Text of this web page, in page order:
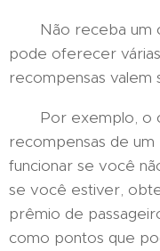
Não receba um
pode oferecer
recompensas valem
Por exemplo, o
recompensas de
funcionar se você
se você estiver,
prêmio de
como pontos que